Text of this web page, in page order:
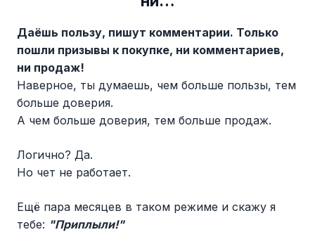
Даёшь пользу, пишут комментарии. Только
пошли призывы к покупке, ни комментариев,
ни продаж!
Наверное, ты думаешь, чем больше пользы, тем
больше доверия.
А чем больше доверия, тем больше продаж.
Логично? Да.
Но чет не работает.
Ещё пара месяцев в таком режиме и скажу я
тебе: "Приплыли!"